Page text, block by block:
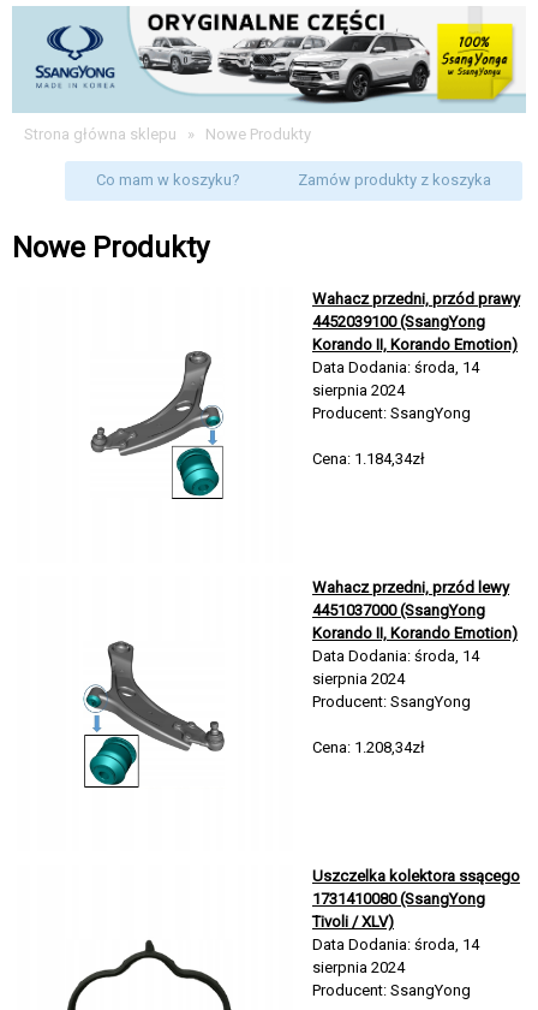
Strona główna sklepu » Nowe Produkty
Co mam w koszyku? Zamów produkty z koszyka
Nowe Produkty
Wahacz przedni, przód prawy
4452039100 (SsangYong
Korando II, Korando Emotion)
Data Dodania: środa, 14
sierpnia 2024
Producent: SsangYong
Cena: 1.184,34zł
Wahacz przedni, przód lewy
4451037000 (SsangYong
Korando II, Korando Emotion)
Data Dodania: środa, 14
sierpnia 2024
Producent: SsangYong
Cena: 1.208,34zł
Uszczelka kolektora ssącego
1731410080 (SsangYong
Tivoli / XLV)
Data Dodania: środa, 14
sierpnia 2024
Producent: SsangYong